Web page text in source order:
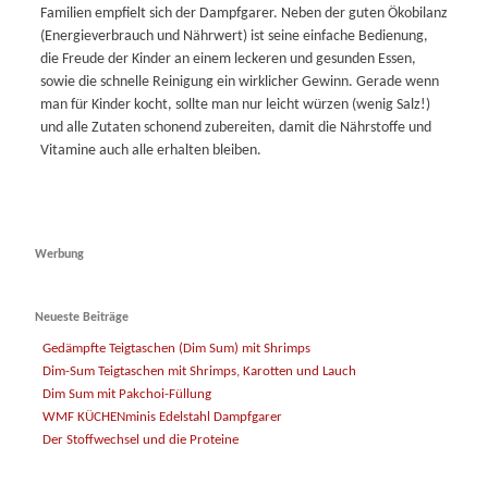
Familien empfielt sich der Dampfgarer. Neben der guten Ökobilanz
(Energieverbrauch und Nährwert) ist seine einfache Bedienung,
die Freude der Kinder an einem leckeren und gesunden Essen,
sowie die schnelle Reinigung ein wirklicher Gewinn. Gerade wenn
man für Kinder kocht, sollte man nur leicht würzen (wenig Salz!)
und alle Zutaten schonend zubereiten, damit die Nährstoffe und
Vitamine auch alle erhalten bleiben.
Werbung
Neueste Beiträge
Gedämpfte Teigtaschen (Dim Sum) mit Shrimps
Dim-Sum Teigtaschen mit Shrimps, Karotten und Lauch
Dim Sum mit Pakchoi-Füllung
WMF KÜCHENminis Edelstahl Dampfgarer
Der Stoffwechsel und die Proteine